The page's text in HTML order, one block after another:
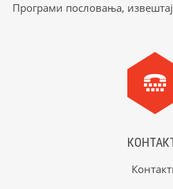
Програми пословања,